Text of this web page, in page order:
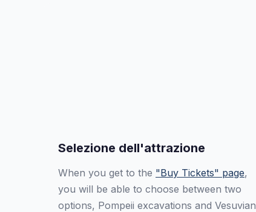
Selezione dell'attrazione
When you get to the "Buy Tickets" page,
you will be able to choose between two
options, Pompeii excavations and Vesuvian